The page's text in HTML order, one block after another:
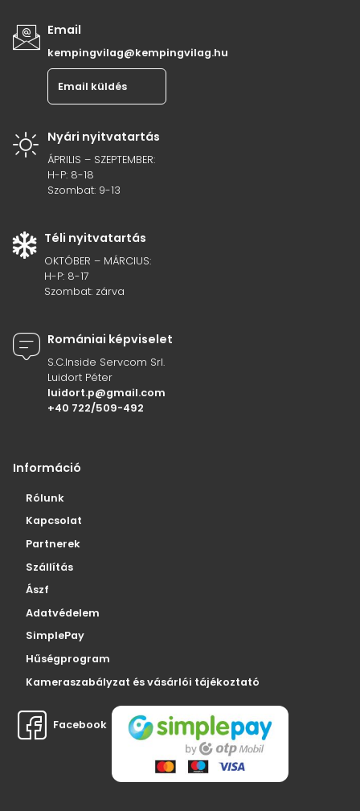
Email
kempingvilag@kempingvilag.hu
Email küldés
Nyári nyitvatartás
ÁPRILIS – SZEPTEMBER:
H-P: 8-18
Szombat: 9-13
Téli nyitvatartás
OKTÓBER – MÁRCIUS:
H-P: 8-17
Szombat: zárva
Romániai képviselet
S.C.Inside Servcom Srl.
Luidort Péter
luidort.p@gmail.com
+40 722/509-492
Információ
Rólunk
Kapcsolat
Partnerek
Szállítás
Ászf
Adatvédelem
SimplePay
Hűségprogram
Kameraszabályzat és vásárlói tájékoztató
Facebook